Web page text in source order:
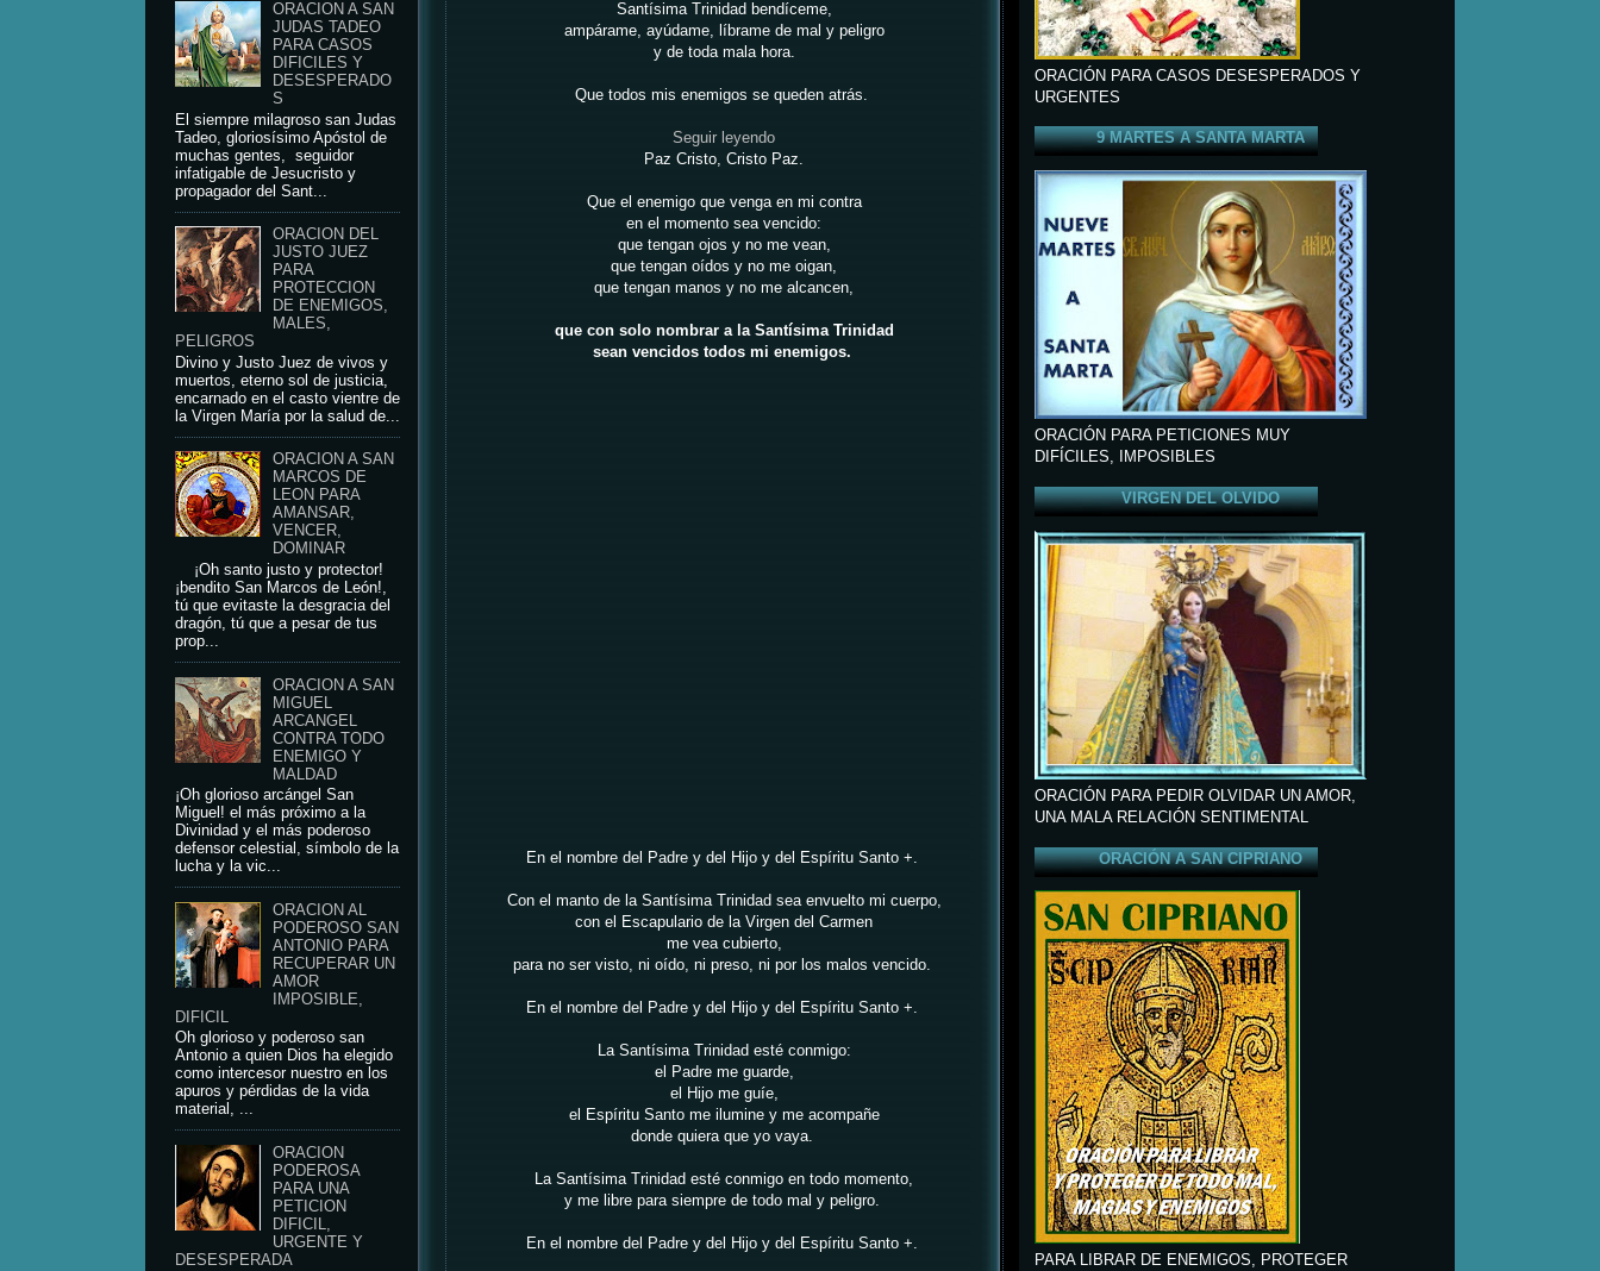
ORACION A SAN
JUDAS TADEO
PARA CASOS
DIFICILES Y
DESESPERADO
S
El siempre milagroso san Judas
Tadeo, gloriosísimo Apóstol de
muchas gentes, seguidor
infatigable de Jesucristo y
propagador del Sant...
ORACION DEL
JUSTO JUEZ
PARA
PROTECCION
DE ENEMIGOS,
MALES,
PELIGROS
Divino y Justo Juez de vivos y
muertos, eterno sol de justicia,
encarnado en el casto vientre de
la Virgen María por la salud de...
ORACION A SAN
MARCOS DE
LEON PARA
AMANSAR,
VENCER,
DOMINAR
¡Oh santo justo y protector!
¡bendito San Marcos de León!,
tú que evitaste la desgracia del
dragón, tú que a pesar de tus
prop...
ORACION A SAN
MIGUEL
ARCANGEL
CONTRA TODO
ENEMIGO Y
MALDAD
¡Oh glorioso arcángel San
Miguel! el más próximo a la
Divinidad y el más poderoso
defensor celestial, símbolo de la
lucha y la vic...
ORACION AL
PODEROSO SAN
ANTONIO PARA
RECUPERAR UN
AMOR
IMPOSIBLE,
DIFICIL
Oh glorioso y poderoso san
Antonio a quien Dios ha elegido
como intercesor nuestro en los
apuros y pérdidas de la vida
material, ...
ORACION
PODEROSA
PARA UNA
PETICION
DIFICIL,
URGENTE Y
DESESPERADA
Santísima Trinidad bendíceme,
ampárame, ayúdame, líbrame de mal y peligro
y de toda mala hora.
Que todos mis enemigos se queden atrás.
Seguir leyendo
Paz Cristo, Cristo Paz.
Que el enemigo que venga en mi contra
en el momento sea vencido:
que tengan ojos y no me vean,
que tengan oídos y no me oigan,
que tengan manos y no me alcancen,
que con solo nombrar a la Santísima Trinidad
sean vencidos todos mi enemigos.
En el nombre del Padre y del Hijo y del Espíritu Santo +.
Con el manto de la Santísima Trinidad sea envuelto mi cuerpo,
con el Escapulario de la Virgen del Carmen
me vea cubierto,
para no ser visto, ni oído, ni preso, ni por los malos vencido.
En el nombre del Padre y del Hijo y del Espíritu Santo +.
La Santísima Trinidad esté conmigo:
el Padre me guarde,
el Hijo me guíe,
el Espíritu Santo me ilumine y me acompañe
donde quiera que yo vaya.
La Santísima Trinidad esté conmigo en todo momento,
y me libre para siempre de todo mal y peligro.
En el nombre del Padre y del Hijo y del Espíritu Santo +.
ORACIÓN PARA CASOS DESESPERADOS Y
URGENTES
9 MARTES A SANTA MARTA
ORACIÓN PARA PETICIONES MUY
DIFÍCILES, IMPOSIBLES
VIRGEN DEL OLVIDO
ORACIÓN PARA PEDIR OLVIDAR UN AMOR,
UNA MALA RELACIÓN SENTIMENTAL
ORACIÓN A SAN CIPRIANO
PARA LIBRAR DE ENEMIGOS, PROTEGER